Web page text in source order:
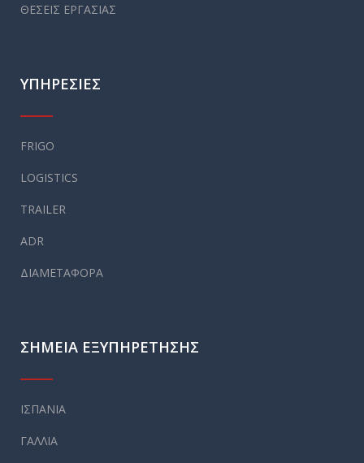
ΘΕΣΕΙΣ ΕΡΓΑΣΙΑΣ
ΥΠΗΡΕΣΙΕΣ
FRIGO
LOGISTICS
TRAILER
ADR
ΔΙΑΜΕΤΑΦΟΡΑ
ΣΗΜΕΙΑ ΕΞΥΠΗΡΕΤΗΣΗΣ
ΙΣΠΑΝΙΑ
ΓΑΛΛΙΑ